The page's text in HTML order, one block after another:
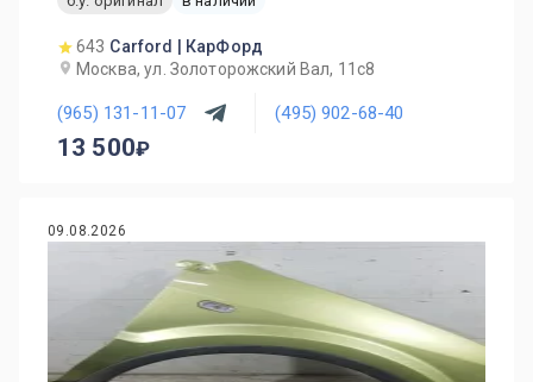
643 Carford | КарФорд
Москва, ул. Золоторожский Вал, 11с8
(965) 131-11-07 (495) 902-68-40
13 500
09.08.2026